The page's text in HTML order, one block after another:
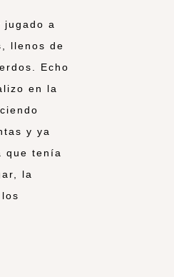
jugado a
llenos de
Echo
en la
y ya
que tenía
la